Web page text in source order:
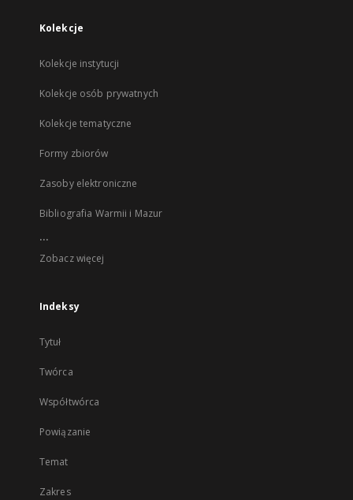
Kolekcje
Kolekcje instytucji
Kolekcje osób prywatnych
Kolekcje tematyczne
Formy zbiorów
Zasoby elektroniczne
Bibliografia Warmii i Mazur
...
Zobacz więcej
Indeksy
Tytuł
Twórca
Współtwórca
Powiązanie
Temat
Zakres